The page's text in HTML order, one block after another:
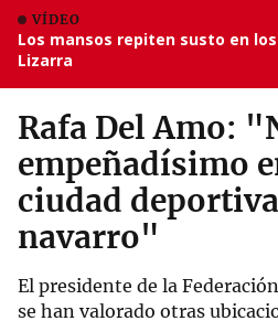
VÍDEO
Los mansos repiten susto en
Lizarra
Rafa Del Amo:
empeñadísimo
ciudad
navarro"
El presidente de la
se han valorado otras